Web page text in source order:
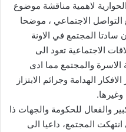
لاهمية مناقشة موضوع
الاجتماعي ، موضحا
سادتا المجتمع في الاونة
الاجتماعية تعود الى
الاسرة والمجتمع مما ادى
الهدامة وجرائم الابتزاز
والفعال للحكومة والجهات ذا
المجتمع، داعيا الى